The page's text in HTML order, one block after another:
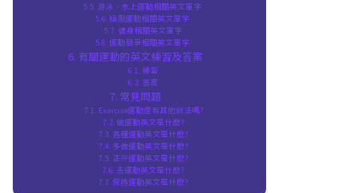
游泳、水上運動相關英文單字
極限運動相關英文單字
健身相關英文單字
運動競爭相關英文單字
有關運動的英文練習及答案
練習
答案
常見問題
Exercise運動還有其他説法嗎?
做運動英文是什麽?
各種運動英文是什麽?
多做運動英文是什麽?
正在運動英文是什麽?
去運動英文是什麽?
保持運動英文是什麽?